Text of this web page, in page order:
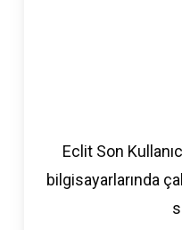
Eclit Son
bilgisayarlarında